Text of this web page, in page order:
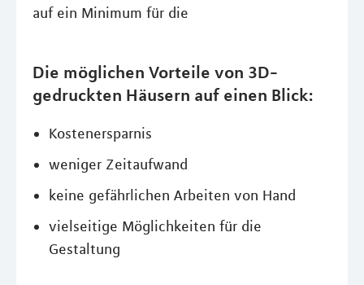
auf ein Minimum für die
Die möglichen Vorteile von 3D-
gedruckten Häusern auf einen Blick:
Kostenersparnis
weniger Zeitaufwand
keine gefährlichen Arbeiten von Hand
vielseitige Möglichkeiten für die
Gestaltung